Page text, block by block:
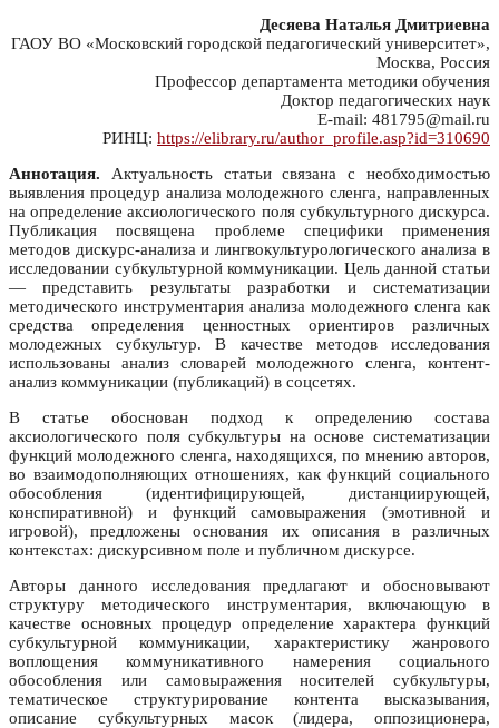
Десяева Наталья Дмитриевна
ГАОУ ВО «Московский городской педагогический университет»,
Москва, Россия
Профессор департамента методики обучения
Доктор педагогических наук
E-mail: 481795@mail.ru
РИНЦ: https://elibrary.ru/author_profile.asp?id=310690
Аннотация. Актуальность статьи связана с необходимостью
выявления процедур анализа молодежного сленга, направленных
на определение аксиологического поля субкультурного дискурса.
Публикация посвящена проблеме специфики применения
методов дискурс-анализа и лингвокультурологического анализа в
исследовании субкультурной коммуникации. Цель данной статьи
— представить результаты разработки и систематизации
методического инструментария анализа молодежного сленга как
средства определения ценностных ориентиров различных
молодежных субкультур. В качестве методов исследования
использованы анализ словарей молодежного сленга, контент-
анализ коммуникации (публикаций) в соцсетях.
В статье обоснован подход к определению состава
аксиологического поля субкультуры на основе систематизации
функций молодежного сленга, находящихся, по мнению авторов,
во взаимодополняющих отношениях, как функций социального
обособления (идентифицирующей, дистанциирующей,
конспиративной) и функций самовыражения (эмотивной и
игровой), предложены основания их описания в различных
контекстах: дискурсивном поле и публичном дискурсе.
Авторы данного исследования предлагают и обосновывают
структуру методического инструментария, включающую в
качестве основных процедур определение характера функций
субкультурной коммуникации, характеристику жанрового
воплощения коммуникативного намерения социального
обособления или самовыражения носителей субкультуры,
тематическое структурирование контента высказывания,
описание субкультурных масок (лидера, оппозиционера,